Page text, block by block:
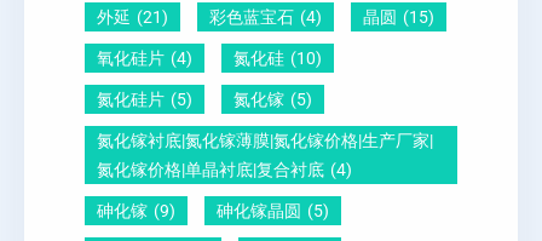
明
测
钛
铅
晶
圆
外延 (21) 彩色蓝宝石 (4) 晶圆 (15)
氧化硅片 (4) 氮化硅 (10)
氮化硅片 (5) 氮化镓 (5)
氮化镓衬底|氮化镓薄膜|氮化镓价格|生产厂家|
氮化镓价格|单晶衬底|复合衬底 (4)
砷化镓 (9) 砷化镓晶圆 (5)